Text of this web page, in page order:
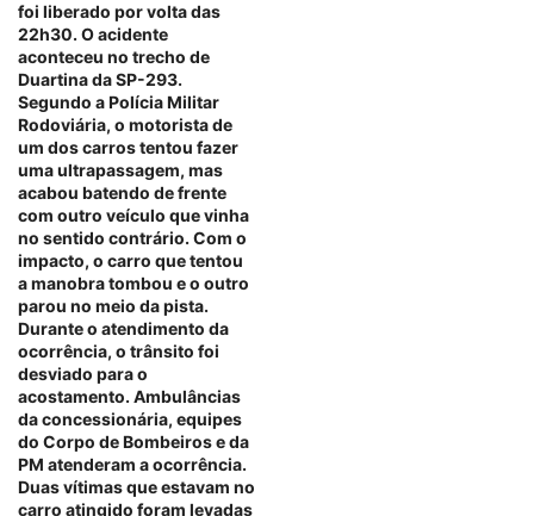
foi liberado por volta das
22h30. O acidente
aconteceu no trecho de
Duartina da SP-293.
Segundo a Polícia Militar
Rodoviária, o motorista de
um dos carros tentou fazer
uma ultrapassagem, mas
acabou batendo de frente
com outro veículo que vinha
no sentido contrário. Com o
impacto, o carro que tentou
a manobra tombou e o outro
parou no meio da pista.
Durante o atendimento da
ocorrência, o trânsito foi
desviado para o
acostamento. Ambulâncias
da concessionária, equipes
do Corpo de Bombeiros e da
PM atenderam a ocorrência.
Duas vítimas que estavam no
carro atingido foram levadas